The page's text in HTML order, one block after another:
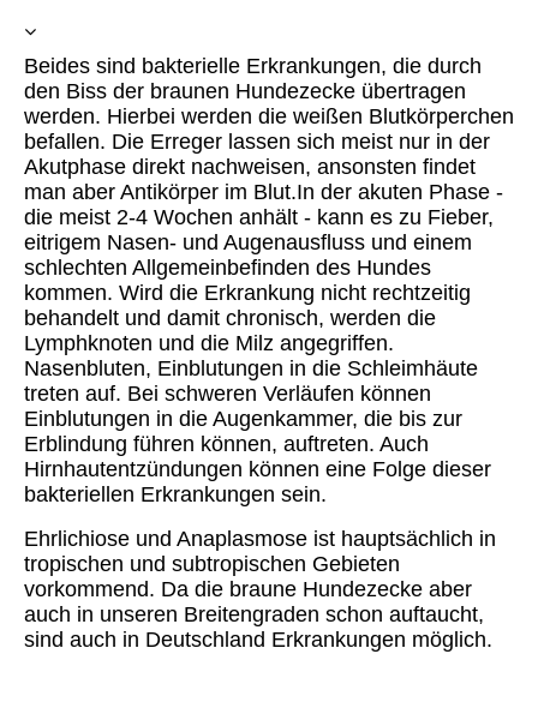
Beides sind bakterielle Erkrankungen, die durch
den Biss der braunen Hundezecke übertragen
werden. Hierbei werden die weißen Blutkörperchen
befallen. Die Erreger lassen sich meist nur in der
Akutphase direkt nachweisen, ansonsten findet
man aber Antikörper im Blut.In der akuten Phase -
die meist 2-4 Wochen anhält - kann es zu Fieber,
eitrigem Nasen- und Augenausfluss und einem
schlechten Allgemeinbefinden des Hundes
kommen. Wird die Erkrankung nicht rechtzeitig
behandelt und damit chronisch, werden die
Lymphknoten und die Milz angegriffen.
Nasenbluten, Einblutungen in die Schleimhäute
treten auf. Bei schweren Verläufen können
Einblutungen in die Augenkammer, die bis zur
Erblindung führen können, auftreten. Auch
Hirnhautentzündungen können eine Folge dieser
bakteriellen Erkrankungen sein.
Ehrlichiose und Anaplasmose ist hauptsächlich in
tropischen und subtropischen Gebieten
vorkommend. Da die braune Hundezecke aber
auch in unseren Breitengraden schon auftaucht,
sind auch in Deutschland Erkrankungen möglich.